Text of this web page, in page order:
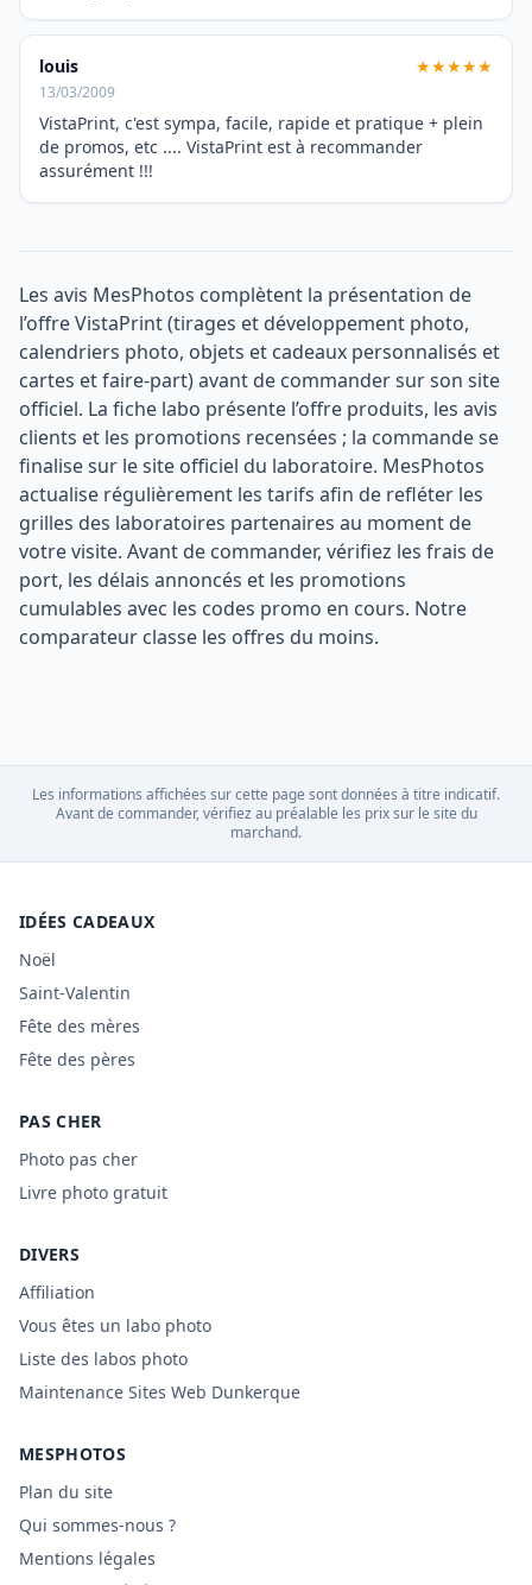
louis ★★★★★
13/03/2009
VistaPrint, c'est sympa, facile, rapide et pratique + plein
de promos, etc .... VistaPrint est à recommander
assurément !!!
Les avis MesPhotos complètent la présentation de
l’offre VistaPrint (tirages et développement photo,
calendriers photo, objets et cadeaux personnalisés et
cartes et faire-part) avant de commander sur son site
officiel. La fiche labo présente l’offre produits, les avis
clients et les promotions recensées ; la commande se
finalise sur le site officiel du laboratoire. MesPhotos
actualise régulièrement les tarifs afin de refléter les
grilles des laboratoires partenaires au moment de
votre visite. Avant de commander, vérifiez les frais de
port, les délais annoncés et les promotions
cumulables avec les codes promo en cours. Notre
comparateur classe les offres du moins.
Les informations affichées sur cette page sont données à titre indicatif.
Avant de commander, vérifiez au préalable les prix sur le site du
marchand.
IDÉES CADEAUX
Noël
Saint-Valentin
Fête des mères
Fête des pères
PAS CHER
Photo pas cher
Livre photo gratuit
DIVERS
Affiliation
Vous êtes un labo photo
Liste des labos photo
Maintenance Sites Web Dunkerque
MESPHOTOS
Plan du site
Qui sommes-nous ?
Mentions légales